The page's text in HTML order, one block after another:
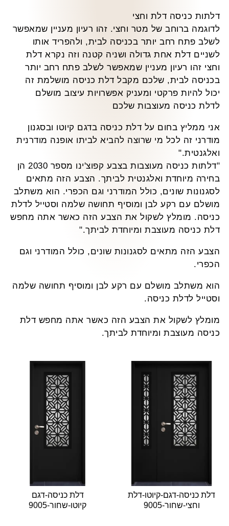
דלתות כניסה דלת וחצי
לדוגמה ברוחב של מטר וחצי. זהו רעיון מעניין שמאפשר
לשלב פתח רחב יותר בכניסה לבית, ולהפריד אותו
לשניים דלת אחת גדולה ושניה קטנה וזה נקרא דלת
וחצי זהו רעיון מעניין שמאפשר לשלב פתח רחב יותר
בכניסה לבית, שלכם מקבל דלת כניסה מושלמת זה
יכול להיות פרקטי ומעניק אפשרויות עיצוב מושלם
לדלת כניסה מעוצבות שלכם
אני ממליץ בחום על דלת כניסה בדגם קיוטו ובסגנון
מודרני זה לכל מי שרוצה להביא לביתו אופנה מודרנית
ואלגנטית."
"דלתות כניסה מעוצבות בצבע קפוצ'ינו מספר 2030 הן
בחירה מיוחדת ואלגנטית לביתך. הצבע הזה מתאים
לסגנונות שונים, כולל המודרני וגם הכפרי. הוא משתלב
מושלם עם רקע לבן ומוסיף תחושה שלמה וסטייל לדלת
כניסה. מומלץ לשקול את הצבע הזה כאשר אתה מחפש
דלת כניסה מעוצבת ומיוחדת לביתך."
הצבע הזה מתאים לסגנונות שונים, כולל המודרני וגם
הכפרי.
הוא משתלב מושלם עם רקע לבן ומוסיף תחושה שלמה
וסטייל לדלת כניסה.
מומלץ לשקול את הצבע הזה כאשר אתה מחפש דלת
כניסה מעוצבת ומיוחדת לביתך.
דלת כניסה-דגם-קיוטו-דלת
וחצי-שחור-9005
דלת כניסה-דגם
קיוטו-שחור-9005